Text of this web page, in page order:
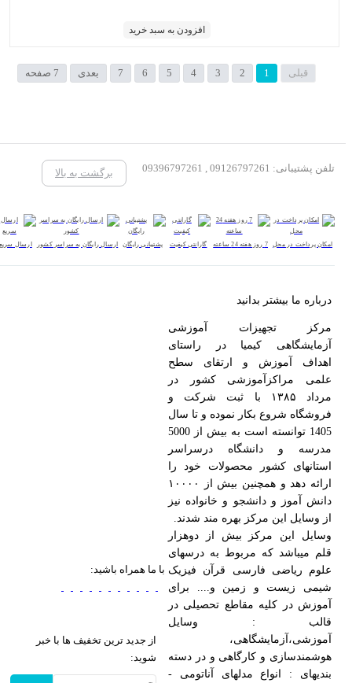
افزودن به سبد خرید
قبلی بعدی
تلفن پشتیبانی: 09126797261 , 09396797261 برگشت به بالا
امکان پرداخت در محل 7 روز هفته 24 ساعته گارانتی کیفیت پشتیبانی رایگان ارسال رایگان به سراسر کشور ارسال سریع
درباره ما بیشتر بدانید
مرکز تجهیزات آموزشی
آزمایشگاهی کیمیا در راستای
اهداف آموزش و ارتقای سطح
علمی مراکزآموزشی کشور در
مرداد ۱۳۸۵ با ثبت شرکت و
فروشگاه شروع بکار نموده و تا سال
1405 توانسته است به بیش از 5000
مدرسه و دانشگاه درسراسر
استانهای کشور محصولات خود را
ارائه دهد و همچنین بیش از ۱۰۰۰۰
دانش آموز و دانشجو و خانواده نیز
از وسایل این مرکز بهره مند شدند.
وسایل این مرکز بیش از دوهزار
قلم میباشد که مربوط به درسهای
علوم ریاضی فارسی قرآن فیزیک
شیمی زیست و زمین و.... برای
آموزش در کلیه مقاطع تحصیلی در
قالب : وسایل
آموزشی،آزمایشگاهی،
هوشمندسازی و کارگاهی و در دسته
بندیهای : انواع مدلهای آناتومی -
با ما همراه باشید:
از جدید ترین تخفیف ها با خبر
شوید: